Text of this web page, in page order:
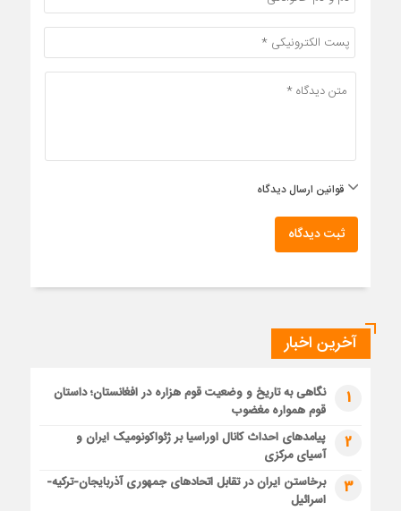
قوانین ارسال دیدگاه
ثبت دیدگاه
آخرین اخبار
1
نگاهی به تاریخ و وضعیت قوم هزاره در افغانستان؛ داستان
قوم همواره مغضوب
2
پیامدهای احداث کانال اوراسیا بر ژئواکونومیک ایران و
آسیای مرکزی
3
برخاستن ایران در تقابل اتحادهای جمهوری آذربایجان-ترکیه-
اسرائیل